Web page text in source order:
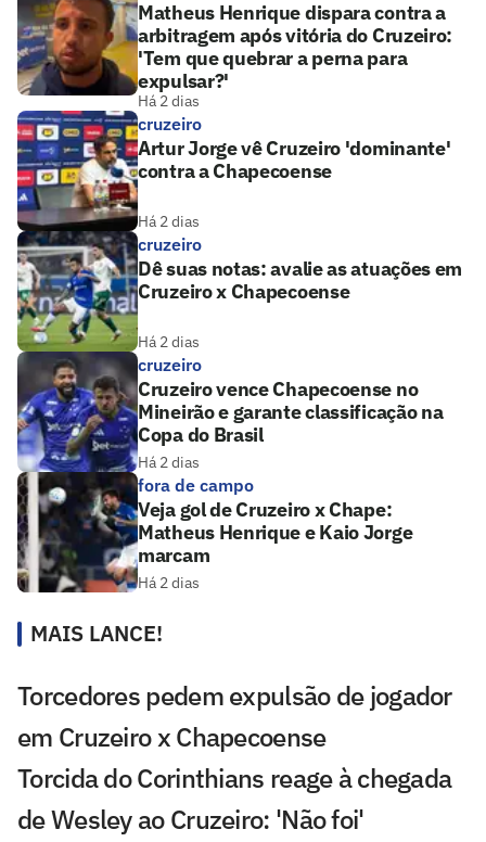
Matheus Henrique dispara contra a
arbitragem após vitória do Cruzeiro:
'Tem que quebrar a perna para
expulsar?'
Há 2 dias
cruzeiro
Artur Jorge vê Cruzeiro 'dominante'
contra a Chapecoense
Há 2 dias
cruzeiro
Dê suas notas: avalie as atuações em
Cruzeiro x Chapecoense
Há 2 dias
cruzeiro
Cruzeiro vence Chapecoense no
Mineirão e garante classificação na
Copa do Brasil
Há 2 dias
fora de campo
Veja gol de Cruzeiro x Chape:
Matheus Henrique e Kaio Jorge
marcam
Há 2 dias
MAIS LANCE!
Torcedores pedem expulsão de jogador
em Cruzeiro x Chapecoense
Torcida do Corinthians reage à chegada
de Wesley ao Cruzeiro: 'Não foi'